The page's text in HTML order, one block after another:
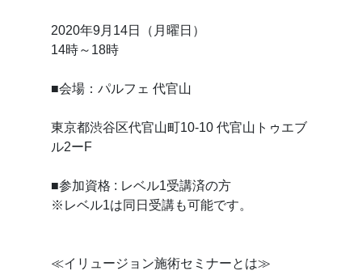
2020年9月14日（月曜日）
14時～18時
■会場：パルフェ 代官山
東京都渋谷区代官山町10-10 代官山トゥエブ
ル2ーF
■参加資格 : レベル1受講済の方
※レベル1は同日受講も可能です。
≪イリュージョン施術セミナーとは≫